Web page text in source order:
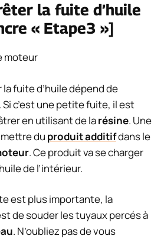
la fuite d’huile
« Etape3 »]
fuite d’huile dépend de
Si c’est une petite fuite, il est
en utilisant de larésine. Une
du produit additifdans le
. Ce produit va se charger
de l’intérieur.
est plus importante, la
de souder les tuyaux percés à
. N’oubliez pas de vous